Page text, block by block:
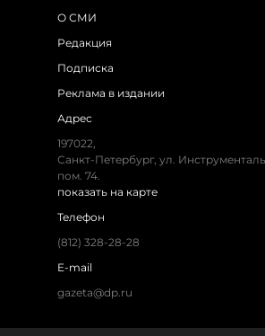
О СМИ
Редакция
Подписка
Реклама в издании
Адрес
197022,
Санкт-Петербург, ул.
пом. 74.
показать на карте
Телефон
(812) 328-28-28
E-mail
gazeta@dp.ru